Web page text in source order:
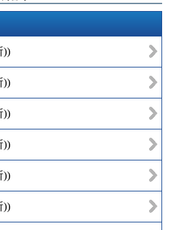
))
))
))
))
))
))